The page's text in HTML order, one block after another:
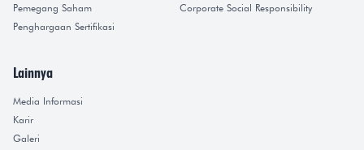
Pemegang Saham
Penghargaan Sertifikasi
Corporate Social Responsibility
Lainnya
Media Informasi
Karir
Galeri